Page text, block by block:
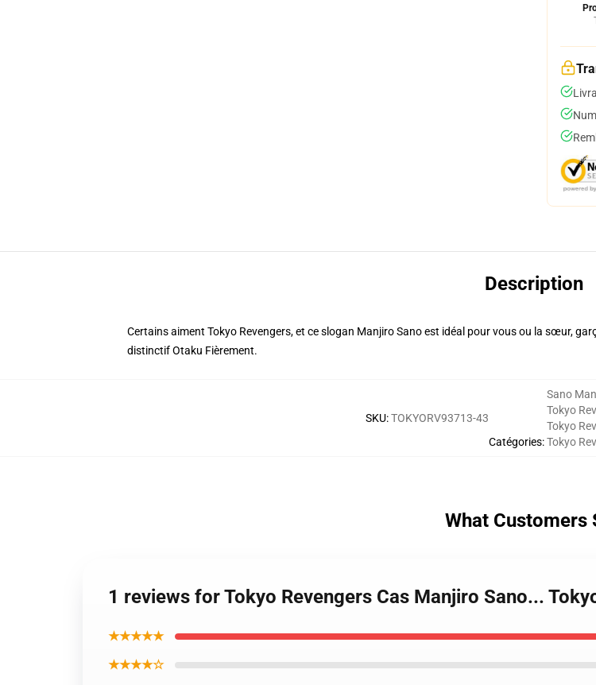
Description
Certains aiment Tokyo Revengers, et ce slogan Manjiro Sano est idéal pour vous ou la sœur,
distinctif Otaku Fièrement.
SKU:TOKYORV93713-43
Catégories:
Sano
Tokyo
Tokyo
Tokyo
What Customers
1 reviews for Tokyo Revengers Cas Manjiro Sano...
★★★★★
★★★★☆